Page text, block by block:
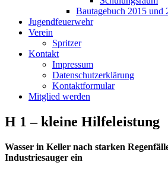
Bautagebuch 2015 und
Jugendfeuerwehr
Verein
Spritzer
Kontakt
Impressum
Datenschutzerklärung
Kontaktformular
Mitglied werden
H 1 – kleine Hilfeleistung
Wasser in Keller nach starken
Industriesauger ein